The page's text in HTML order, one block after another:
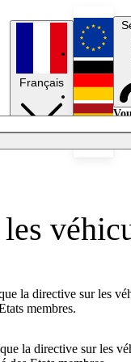
Français
la directive sur les
membres.
la directive sur les